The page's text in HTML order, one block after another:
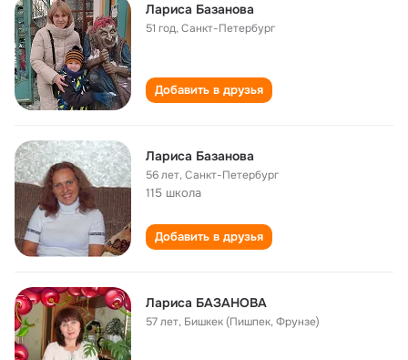
Лариса Базанова
51 год,Санкт-Петербург
Добавить в друзья
Лариса Базанова
56 лет,Санкт-Петербург
115 школа
Добавить в друзья
Лариса БАЗАНОВА
57 лет, Бишкек (Пишпек, Фрунзе)